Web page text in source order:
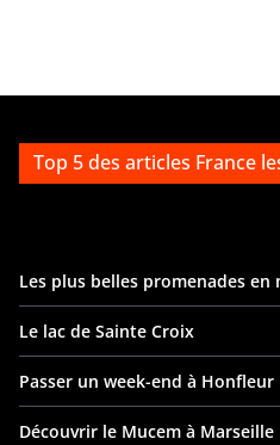
Top 5 des articles France
Les plus belles promenades en
Le lac de Sainte Croix
Passer un week-end à Honfleur
Découvrir le Mucem à Marseille